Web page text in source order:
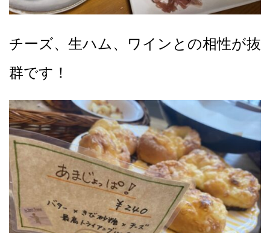
チーズ、生ハム、ワインとの相性が抜
群です！